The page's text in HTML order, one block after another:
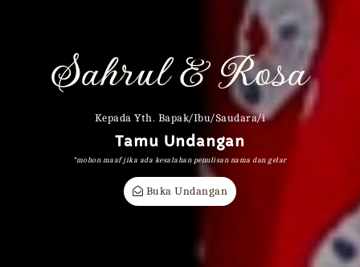
UNDANGAN PERNIKAHAN
Sahrul & Rosa
RABU, 05 JUNI 2024
SAVE THE DATE
Sahrul & Rosa
Kepada Yth. Bapak/Ibu/Saudara/i
Tamu Undangan
*mohon maaf jika ada kesalahan penulisan nama dan gelar
Buka Undangan